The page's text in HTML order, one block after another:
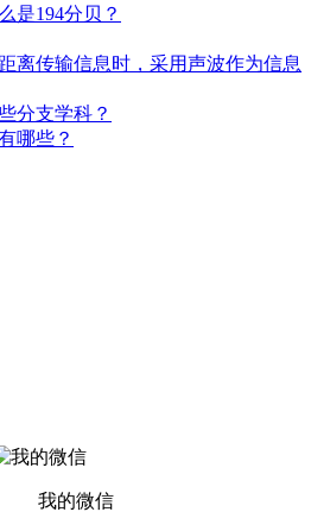
是194分贝？
离传输信息时，采用声波作为信息
分支学科？
哪些？
我的微信